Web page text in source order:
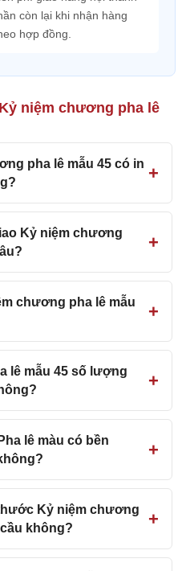
còn lại khi nhận hàng
hợp đồng.
niệm chương pha lê
pha lê mẫu 45 có in
Kỷ niệm chương
chương pha lê mẫu
lê mẫu 45 số lượng
lê màu có bền
Kỷ niệm chương
không?